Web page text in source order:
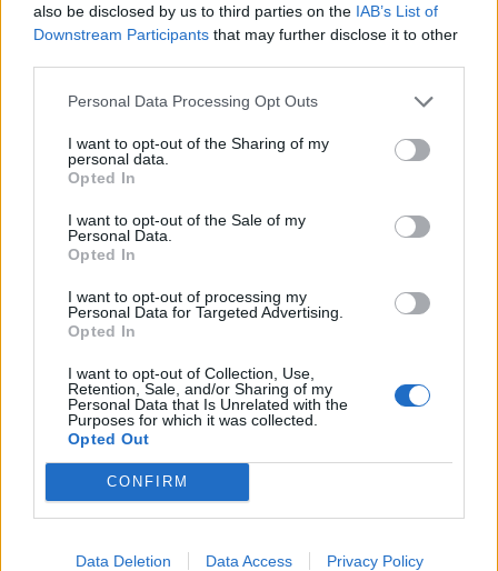
also be disclosed by us to third parties on the IAB’s List of
Downstream Participants that may further disclose it to other
Personal Data Processing Opt Outs
I want to opt-out of the Sharing of my
personal data.
Opted In
I want to opt-out of the Sale of my
Personal Data.
Opted In
I want to opt-out of processing my
Personal Data for Targeted Advertising.
Opted In
I want to opt-out of Collection, Use,
Retention, Sale, and/or Sharing of my
Personal Data that Is Unrelated with the
Purposes for which it was collected.
Opted Out
CONFIRM
Data Deletion Data Access Privacy Policy
Adatvédelmi tájékoztató
Cookie-kezelési tájékoztató
Nyomtatott lapjaink archívuma
Médiaajánlat
Sütibeállítások
Médiatér
Székely Sport
Liget
Bihari Napló
Erdélyi Napló
Főtér